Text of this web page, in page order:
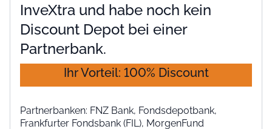
InveXtra und habe noch kein
Discount Depot bei einer
Partnerbank.
Ihr Vorteil: 100% Discount
Partnerbanken: FNZ Bank, Fondsdepotbank,
Frankfurter Fondsbank (FIL), MorgenFund